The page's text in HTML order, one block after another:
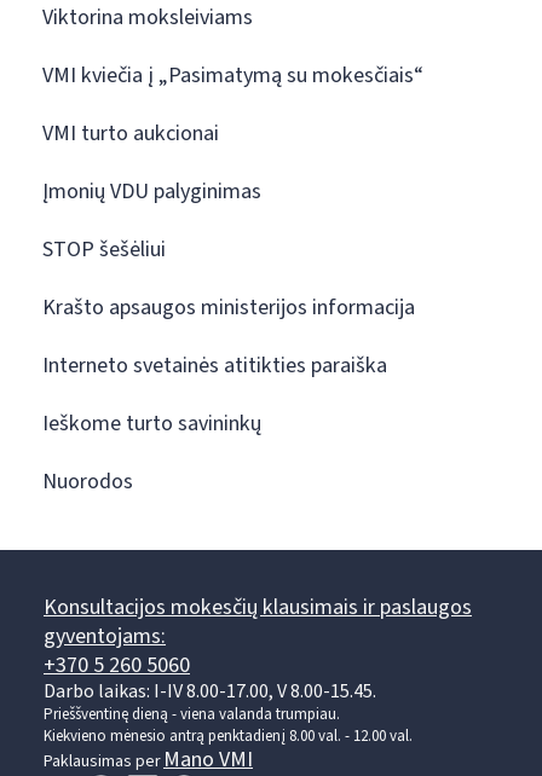
Viktorina moksleiviams
VMI kviečia į „Pasimatymą su mokesčiais“
VMI turto aukcionai
Įmonių VDU palyginimas
STOP šešėliui
Krašto apsaugos ministerijos informacija
Interneto svetainės atitikties paraiška
Ieškome turto savininkų
Nuorodos
Konsultacijos mokesčių klausimais ir paslaugos
gyventojams:
+370 5 260 5060
Darbo laikas: I-IV 8.00-17.00, V 8.00-15.45.
Prieššventinę dieną - viena valanda trumpiau.
Kiekvieno mėnesio antrą penktadienį 8.00 val. - 12.00 val.
Paklausimas per Mano VMI